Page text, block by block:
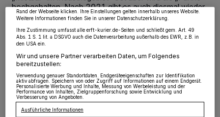
hochgehalten. Nach 2021 gibt es auch diesmal wieder
zum Sessionsstart die „Jecke Mietbar“. „Nie mehr
Fastelovend – nicht mit uns“ lautet das Motto. Die
Organisatoren Dustin Thissen und Marc Pesch freuen
sich auf viele verkleidete Gäste.
25.09.2022 , 08:39 Uhr Eine Minute Lesezeit
widerrufen, indem Sie auf den Link Einstellungen oder Ablehnen am unteren
Rand der Webseite klicken. Ihre Einstellungen gelten innerhalb unseres Website.
Weitere Informationen finden Sie in unserer Datenschutzerklärung.
Ihre Zustimmung umfasst alle erft-kurier.de-Seiten und schließt gem. Art. 49
Abs. 1 S. 1 lit. a DSGVO auch die Datenverarbeitung außerhalb des EWR, z.B. in
den USA ein.
Wir und unsere Partner verarbeiten Daten, um Folgendes
bereitzustellen:
Verwendung genauer Standortdaten. Endgeräteeigenschaften zur Identifikation
aktiv abfragen. Speichern von oder Zugriff auf Informationen auf einem Endgerät.
Personalisierte Werbung und Inhalte, Messung von Werbeleistung und der
Performance von Inhalten, Zielgruppenforschung sowie Entwicklung und
Verbesserung von Angeboten.
Ausführliche Informationen